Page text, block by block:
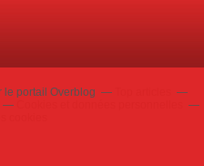
le portail Overblog